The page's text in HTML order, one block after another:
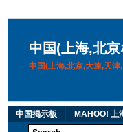
中国(上海,北
中国(上海,北京,大連,天
中国掲示板 MAHOO! 上